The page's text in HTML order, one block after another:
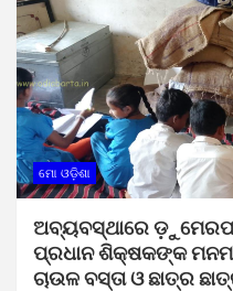
ମୋ ଓଡ଼ିଶା
ଅବ୍ୟବସ୍ଥାରେ
ପ୍ରଧାନ ଶିକ୍ଷକଙ୍କ
ଚାଉଳ ବସ୍ତା ଓ ଛାତ୍ର